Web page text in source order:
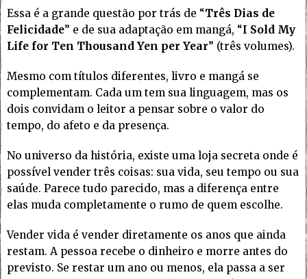
Essa é a grande questão por trás de “Três Dias de
Felicidade” e de sua adaptação em mangá, “I Sold My
Life for Ten Thousand Yen per Year” (três volumes).
Mesmo com títulos diferentes, livro e mangá se
complementam. Cada um tem sua linguagem, mas os
dois convidam o leitor a pensar sobre o valor do
tempo, do afeto e da presença.
No universo da história, existe uma loja secreta onde é
possível vender três coisas: sua vida, seu tempo ou sua
saúde. Parece tudo parecido, mas a diferença entre
elas muda completamente o rumo de quem escolhe.
Vender vida é vender diretamente os anos que ainda
restam. A pessoa recebe o dinheiro e morre antes do
previsto. Se restar um ano ou menos, ela passa a ser